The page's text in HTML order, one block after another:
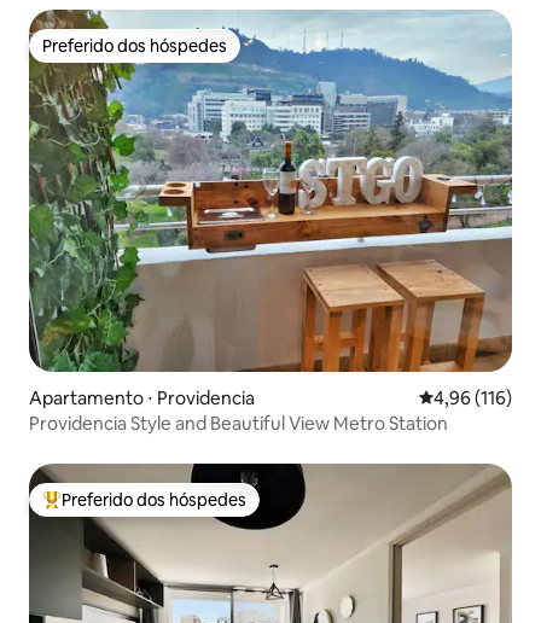
Preferido dos hóspedes
Preferido dos hóspedes
Apartamento ⋅ Providencia 4,96 de uma
4,96 (116)
Providencia Style and Beautiful View Metro Station
Entre os melhores preferidos dos hóspedes
Preferido dos hóspedes